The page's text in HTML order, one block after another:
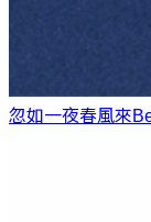
忽如一夜春風來